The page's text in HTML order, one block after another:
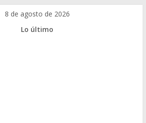
8 de agosto de 2026
Lo último